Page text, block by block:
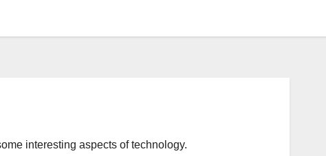
interesting aspects of technology.